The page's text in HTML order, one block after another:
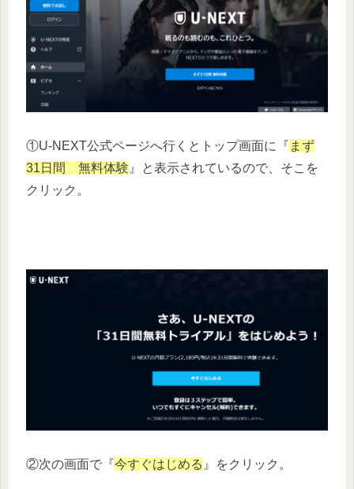
①U-NEXT公式ページへ行くとトップ画面に『 まず
31日間 無料体験 』と表示されているので、そこを
クリック。
②次の画面で『今すぐはじめる 』をクリック。